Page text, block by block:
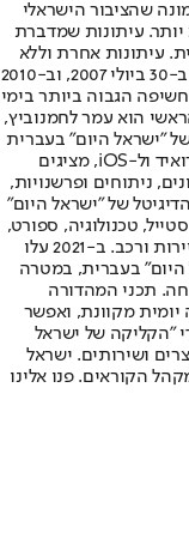
שהציבור הישראלי
יותר. עיתונות שמדברת
עיתונות אחרת וללא
תשלום. המהדורה המודפסת הראשונה פורסמה ב-30 ביולי 2007, וב-2010
הגבוה ביותר בימי
הוא עמר לחמנוביץ,
"ישראל היום" בעברית
ובאנגלית, כמו כן היישומונים (אפליקציות) לאנדרואיד ול-iOS, מציגים
ניתוחים ופרשנויות,
של "ישראל היום"
טכנולוגיה, ספורט,
כלכלה וצרכנות, בריאות, חיילים, אוכל, יהדות, תיירות ורכב. ב-2021 עלו
היום" בעברית, במטרה
תכני המהדורה
מקוונת, ואפשר
"הקליקה של ישראל
ושירותים. ישראל
הקוראים. פנו אלינו